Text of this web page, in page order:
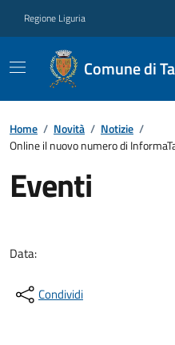
Regione Liguria
Comune di
Home / Novità / Notizie /
Online il nuovo numero di
Eventi
Data:
Condividi